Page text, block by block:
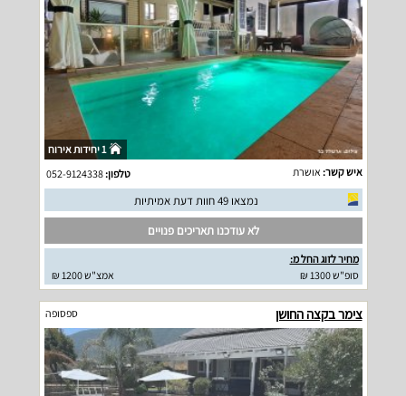
1 יחידות אירוח
איש קשר: אושרת טלפון:052-9124338
נמצאו 49 חוות דעת אמיתיות
לא עודכנו תאריכים פנויים
מחיר לזוג החל מ:
סופ"ש 1300 ₪
אמצ"ש 1200 ₪
צימר בקצה החושן ספסופה